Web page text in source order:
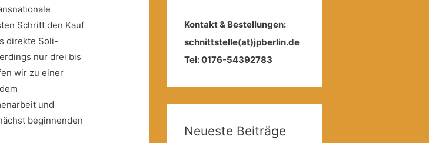
Schritt den Kauf
direkte Soli-
nur drei bis
wir zu einer
und
beginnenden
Kontakt & Bestellungen:
schnittstelle(at)jpberlin.de
Tel: 0176-54392783
Neueste Beiträge